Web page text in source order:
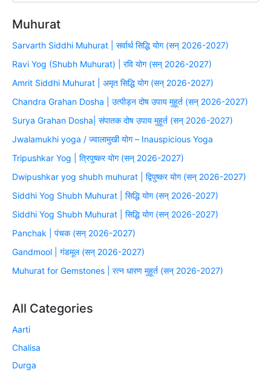
Muhurat
Sarvarth Siddhi Muhurat | सर्वार्थ सिद्धि योग (सन् 2026-2027)
Ravi Yog (Shubh Muhurat) | रवि योग (सन् 2026-2027)
Amrit Siddhi Muhurat | अमृत सिद्धि योग (सन् 2026-2027)
Chandra Grahan Dosha | उत्पीड़न दोष उपाय मुहूर्त (सन् 2026-2027)
Surya Grahan Dosha| संपातक दोष उपाय मुहूर्त (सन् 2026-2027)
Jwalamukhi yoga / ज्वालामुखी योग – Inauspicious Yoga
Tripushkar Yog | त्रिपुष्कर योग (सन् 2026-2027)
Dwipushkar yog shubh muhurat | द्विपुष्कर योग (सन् 2026-2027)
Siddhi Yog Shubh Muhurat | सिद्धि योग (सन् 2026-2027)
Siddhi Yog Shubh Muhurat | सिद्धि योग (सन् 2026-2027)
Panchak | पंचक (सन् 2026-2027)
Gandmool | गंडमूल (सन् 2026-2027)
Muhurat for Gemstones | रत्न धारण मुहूर्त (सन् 2026-2027)
All Categories
Aarti
Chalisa
Durga